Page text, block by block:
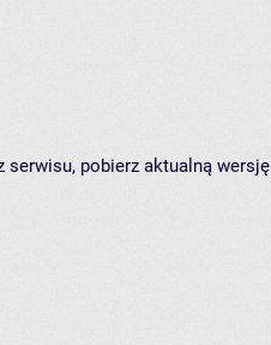
serwisu, pobierz aktualną wersję